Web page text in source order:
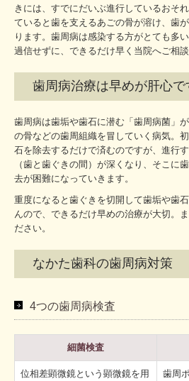
きには、すでにだいぶ進行しているおそ
ていると歯を支えるあごの骨が溶け、歯
ります。歯周病は感染する方がとても多
過信せずに、できるだけ早く当院へご相談
歯周病治療は早めが肝心で
歯周病は歯垢や歯石に潜む「歯周病菌」
の骨などの歯周組織を冒していく病気。
石を除去するだけで済むのですが、進行
（歯と歯ぐきの間）が深くなり、そこに
去が困難になっていきます。
重度になると歯ぐきを切開して歯垢や歯
んので、できるだけ早めの治療が大切。
ださい。
なかた歯科の歯周病対策
4つの歯周病検査
細菌検査
位相差顕微鏡という顕微鏡を用
歯周